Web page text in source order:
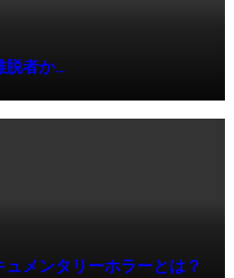
脱者か…
メンタリーホラーとは？